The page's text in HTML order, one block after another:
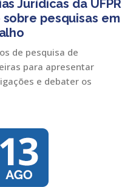
Jurídicas da UFPR
pesquisas em
de pesquisa de
para apresentar
e debater os